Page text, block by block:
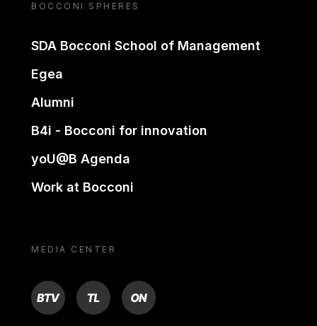
BOCCONI SPHERES
SDA Bocconi School of Management
Egea
Alumni
B4i - Bocconi for innovation
yoU@B Agenda
Work at Bocconi
MEDIA CENTER
BTV TL ON